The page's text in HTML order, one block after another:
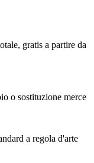
gratis a partire da
o sostituzione merce
a regola d'arte